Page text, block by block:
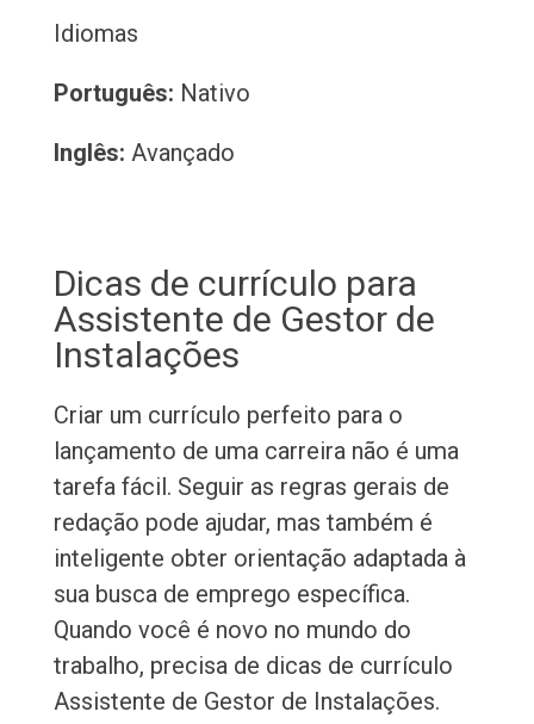
Idiomas
Português: Nativo
Inglês: Avançado
Dicas de currículo para
Assistente de Gestor de
Instalações
Criar um currículo perfeito para o
lançamento de uma carreira não é uma
tarefa fácil. Seguir as regras gerais de
redação pode ajudar, mas também é
inteligente obter orientação adaptada à
sua busca de emprego específica.
Quando você é novo no mundo do
trabalho, precisa de dicas de currículo
Assistente de Gestor de Instalações.